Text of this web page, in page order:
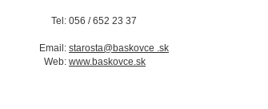
Tel: 056 / 652 23 37
Email: starosta@baskovce .sk
Web: www.baskovce.sk